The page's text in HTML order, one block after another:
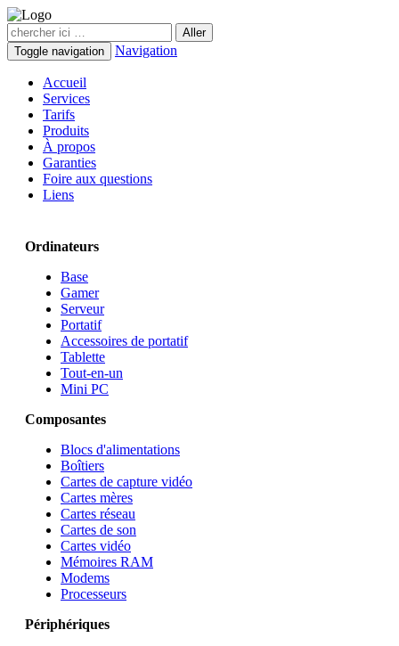
Toggle navigation Navigation
Accueil
Services
Tarifs
Produits
À propos
Garanties
Foire aux questions
Liens
Ordinateurs
Base
Gamer
Serveur
Portatif
Accessoires de portatif
Tablette
Tout-en-un
Mini PC
Composantes
Blocs d'alimentations
Boîtiers
Cartes de capture vidéo
Cartes mères
Cartes réseau
Cartes de son
Cartes vidéo
Mémoires RAM
Modems
Processeurs
Périphériques